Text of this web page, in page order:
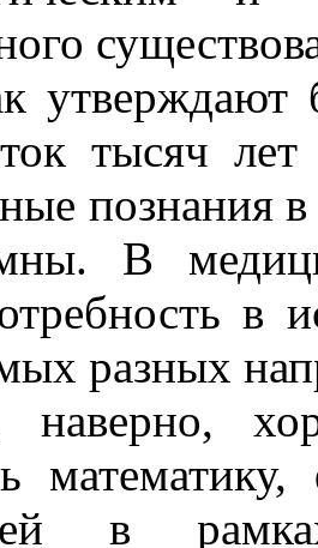
утверждают
тысяч
познания в
В
в
разных
наверно,
в